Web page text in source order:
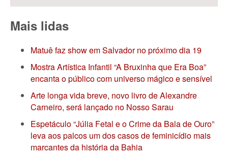
Mais lidas
Matuê faz show em Salvador no próximo dia 19
Mostra Artística Infantil “A Bruxinha que Era Boa”
encanta o público com universo mágico e sensível
Arte longa vida breve, novo livro de Alexandre
Carneiro, será lançado no Nosso Sarau
Espetáculo “Júlia Fetal e o Crime da Bala de Ouro”
leva aos palcos um dos casos de feminicídio mais
marcantes da história da Bahia